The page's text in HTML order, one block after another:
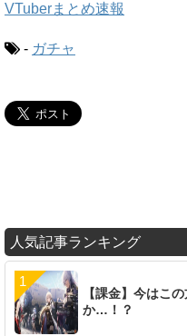
VTuberまとめ速報
- ガチャ
人気記事ランキング
【課金】今はこ
か…！？